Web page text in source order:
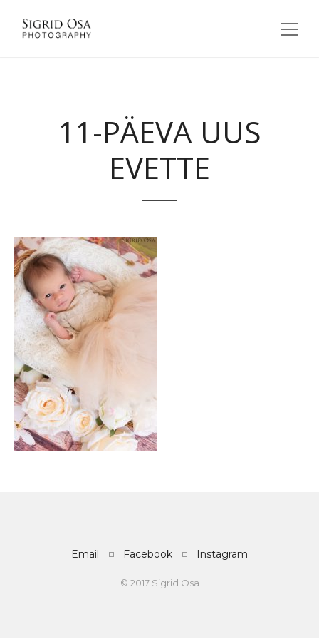
11-PÄEVA UUS
EVETTE
Email Facebook Instagram
© 2017 Sigrid Osa